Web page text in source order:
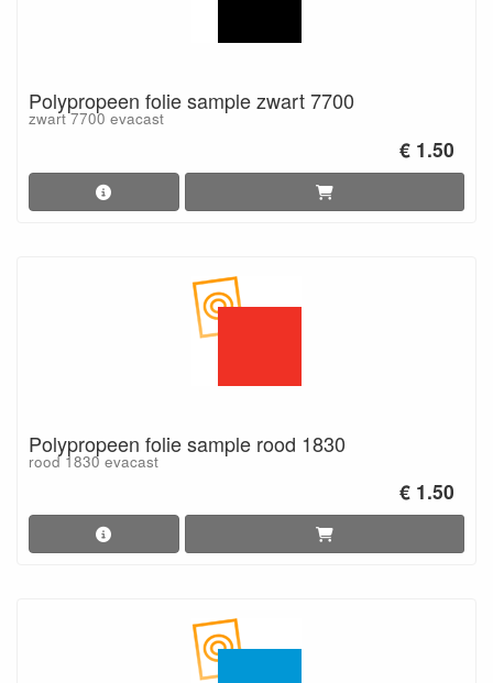
Polypropeen folie sample zwart 7700
zwart 7700 evacast
€ 1.50
Polypropeen folie sample rood 1830
rood 1830 evacast
€ 1.50